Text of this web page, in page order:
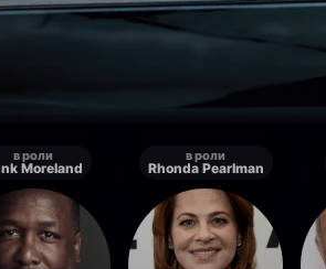
в роли
Moreland
в роли
Rhonda Pearlman